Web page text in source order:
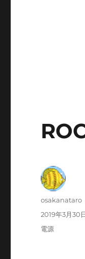
投
osakanataro
投
稿
2019年3月30
カ
電源